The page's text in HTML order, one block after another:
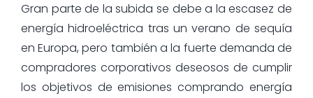
Gran parte de la subida se debe a la escasez de
energía hidroeléctrica tras un verano de sequía
en Europa, pero también a la fuerte demanda de
compradores corporativos deseosos de cumplir
los objetivos de emisiones comprando energía